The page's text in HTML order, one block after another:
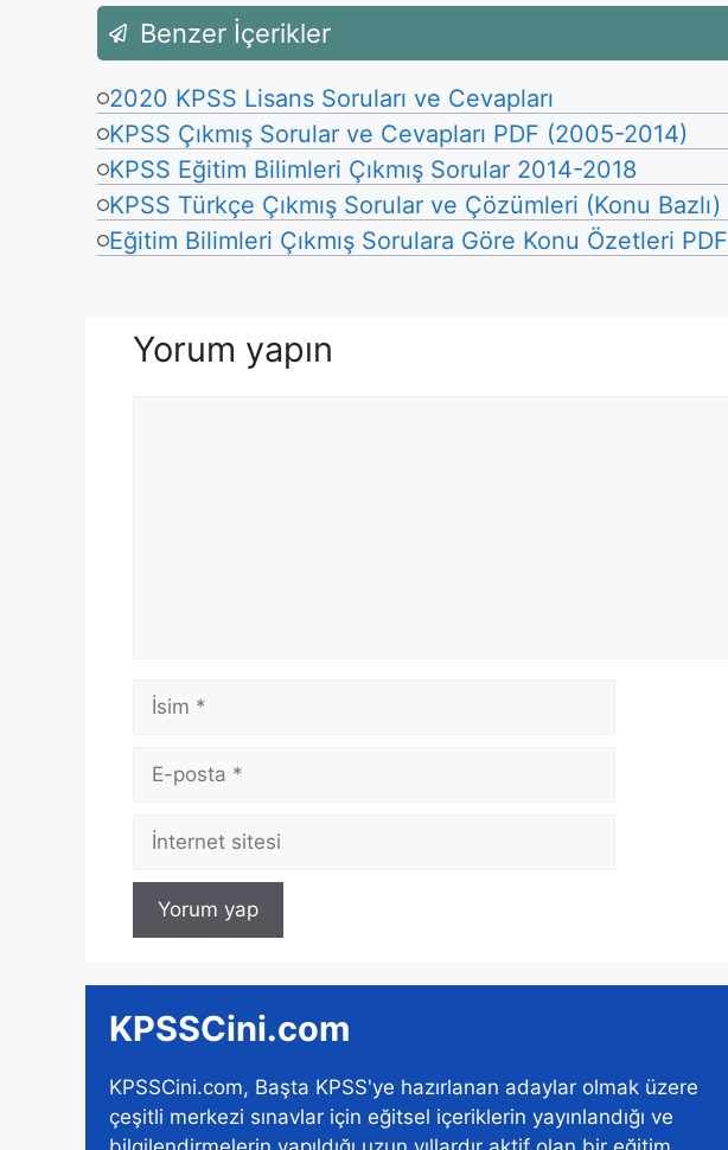
Benzer İçerikler
2020 KPSS Lisans Soruları ve Cevapları
KPSS Çıkmış Sorular ve Cevapları PDF (2005-2014)
KPSS Eğitim Bilimleri Çıkmış Sorular 2014-2018
KPSS Türkçe Çıkmış Sorular ve Çözümleri (Konu Bazlı)
Eğitim Bilimleri Çıkmış Sorulara Göre Konu Özetleri PDF
Yorum yapın
İsim
posta
İnternet
KPSSCini.com
KPSSCini.com, Başta KPSS'ye hazırlanan adaylar olmak üzere
çeşitli merkezi sınavlar için eğitsel içeriklerin yayınlandığı ve